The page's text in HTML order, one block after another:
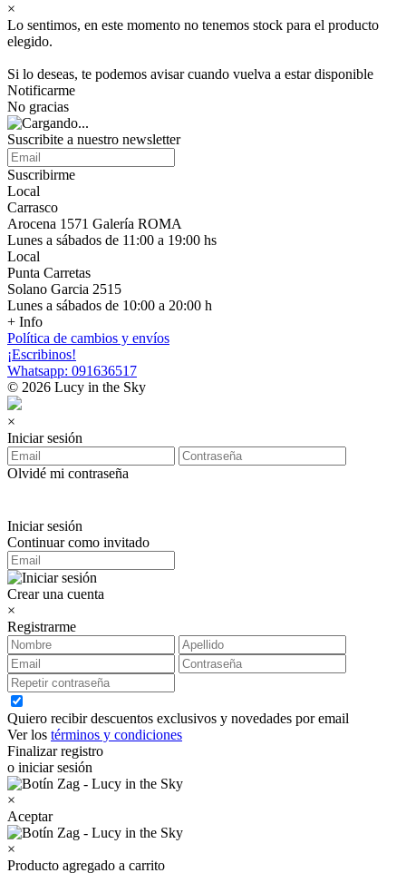
×
Lo sentimos, en este momento no tenemos stock para el producto
elegido.
Si lo deseas, te podemos avisar cuando vuelva a estar disponible
Notificarme
No gracias
Suscribite a nuestro newsletter
Suscribirme
Local
Carrasco
Arocena 1571 Galería ROMA
Lunes a sábados de 11:00 a 19:00 hs
Local
Punta Carretas
Solano Garcia 2515
Lunes a sábados de 10:00 a 20:00 h
+ Info
Política de cambios y envíos
¡Escribinos!
Whatsapp: 091636517
© 2026 Lucy in the Sky
×
Iniciar sesión
Olvidé mi contraseña
Iniciar sesión
Continuar como invitado
Crear una cuenta
×
Registrarme
Quiero recibir descuentos exclusivos y novedades por email
Ver los términos y condiciones
Finalizar registro
o iniciar sesión
×
Aceptar
×
Producto agregado a carrito